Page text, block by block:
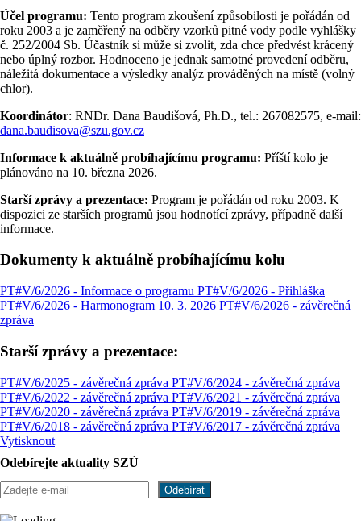
Účel programu: Tento program zkoušení způsobilosti je pořádán od
roku 2003 a je zaměřený na odběry vzorků pitné vody podle vyhlášky
č. 252/2004 Sb. Účastník si může si zvolit, zda chce předvést krácený
nebo úplný rozbor. Hodnoceno je jednak samotné provedení odběru,
náležitá dokumentace a výsledky analýz prováděných na místě (volný
chlor).
Koordinátor: RNDr. Dana Baudišová, Ph.D., tel.: 267082575, e-mail:
dana.baudisova@szu.gov.cz
Informace k aktuálně probíhajícímu programu: Příští kolo je
plánováno na 10. března 2026.
Starší zprávy a prezentace: Program je pořádán od roku 2003. K
dispozici ze starších programů jsou hodnotící zprávy, případně další
informace.
Dokumenty k aktuálně probíhajícímu kolu
PT#V/6/2026 - Informace o programu PT#V/6/2026 - Přihláška
PT#V/6/2026 - Harmonogram 10. 3. 2026 PT#V/6/2026 - závěrečná
zpráva
Starší zprávy a prezentace:
PT#V/6/2025 - závěrečná zpráva PT#V/6/2024 - závěrečná zpráva
PT#V/6/2022 - závěrečná zpráva PT#V/6/2021 - závěrečná zpráva
PT#V/6/2020 - závěrečná zpráva PT#V/6/2019 - závěrečná zpráva
PT#V/6/2018 - závěrečná zpráva PT#V/6/2017 - závěrečná zpráva
Vytisknout
Odebírejte aktuality SZÚ